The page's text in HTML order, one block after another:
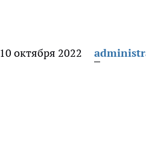
10 октября 2022